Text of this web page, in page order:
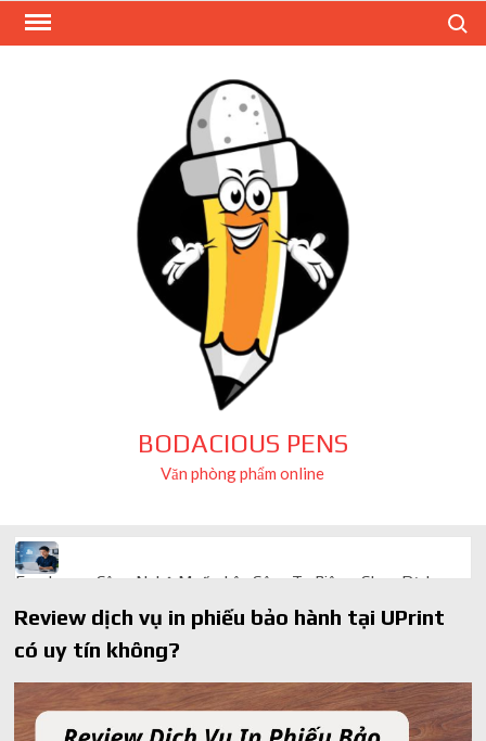
Skip
BODACIOUS PENS
Văn phòng phẩm online
Freelancer Công Nghệ Muốn Lên Công Ty Riêng: Chọn Dịch
Quà cá nhân hóa: vì sao món làm riêng luôn ghi điểm
AI trong doanh nghiệp: Phân biệt RPA, workflow và AI agent
Review dịch vụ in phiếu bảo hành tại UPrint
có uy tín không?